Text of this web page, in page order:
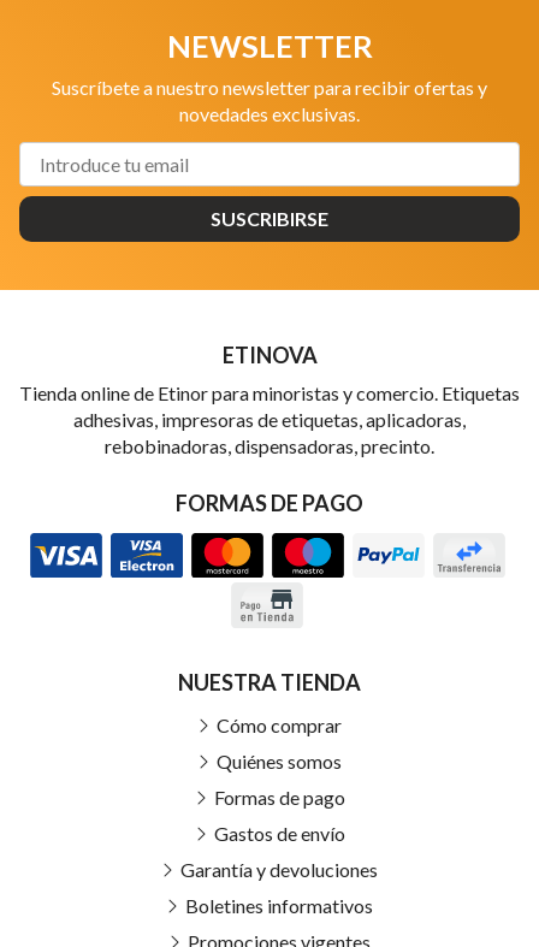
NEWSLETTER
Suscríbete a nuestro newsletter para recibir ofertas y
novedades exclusivas.
SUSCRIBIRSE
ETINOVA
Tienda online de Etinor para minoristas y comercio. Etiquetas
adhesivas, impresoras de etiquetas, aplicadoras,
rebobinadoras, dispensadoras, precinto.
FORMAS DE PAGO
NUESTRA TIENDA
Cómo comprar
Quiénes somos
Formas de pago
Gastos de envío
Garantía y devoluciones
Boletines informativos
Promociones vigentes